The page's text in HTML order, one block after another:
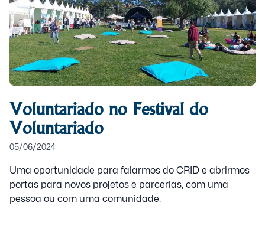
Voluntariado no Festival do
Voluntariado
05/06/2024
Uma oportunidade para falarmos do CRID e abrirmos
portas para novos projetos e parcerias, com uma
pessoa ou com uma comunidade.